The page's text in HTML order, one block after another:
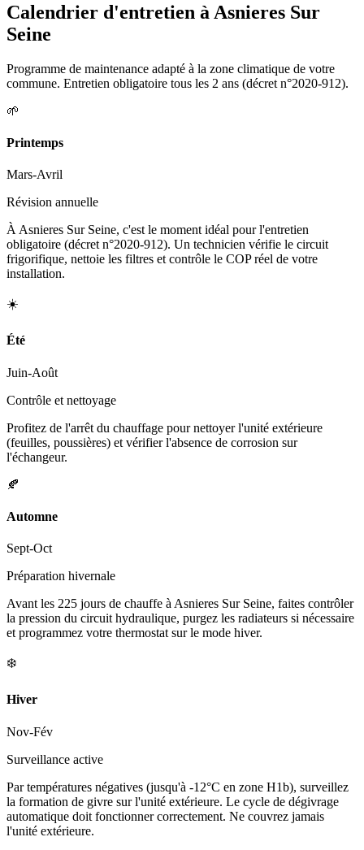
Calendrier d'entretien à Asnieres Sur
Seine
Programme de maintenance adapté à la zone climatique de votre
commune. Entretien obligatoire tous les 2 ans (décret n°2020-912).
🌱
Printemps
Mars-Avril
Révision annuelle
À Asnieres Sur Seine, c'est le moment idéal pour l'entretien
obligatoire (décret n°2020-912). Un technicien vérifie le circuit
frigorifique, nettoie les filtres et contrôle le COP réel de votre
installation.
☀️
Été
Juin-Août
Contrôle et nettoyage
Profitez de l'arrêt du chauffage pour nettoyer l'unité extérieure
(feuilles, poussières) et vérifier l'absence de corrosion sur
l'échangeur.
🍂
Automne
Sept-Oct
Préparation hivernale
Avant les 225 jours de chauffe à Asnieres Sur Seine, faites contrôler
la pression du circuit hydraulique, purgez les radiateurs si nécessaire
et programmez votre thermostat sur le mode hiver.
❄️
Hiver
Nov-Fév
Surveillance active
Par températures négatives (jusqu'à -12°C en zone H1b), surveillez
la formation de givre sur l'unité extérieure. Le cycle de dégivrage
automatique doit fonctionner correctement. Ne couvrez jamais
l'unité extérieure.